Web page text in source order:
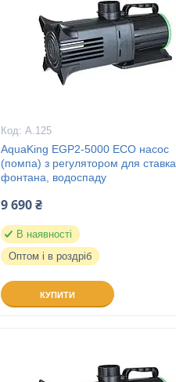
A.125
AquaKing EGP2-5000 ECO насос
(помпа) з регулятором для ставка,
фонтана, водоспаду
9 690 ₴
В наявності
Оптом і в роздріб
КУПИТИ